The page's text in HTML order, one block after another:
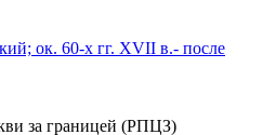
ок. 60-х гг. XVII в.- после
за границей (РПЦЗ)